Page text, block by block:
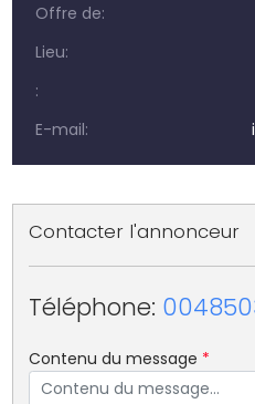
Offre de:
Lieu:
:
E-mail:
Contacter l'annonceur
Téléphone:
Contenu du message *